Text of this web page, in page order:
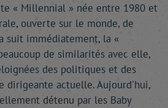
« Millennial » née entre 1980 et
ouverte sur le monde, de
suit immédiatement, la «
de similarités avec elle,
des politiques et des
dirigeante actuelle. Aujourd'hui,
détenu par les Baby